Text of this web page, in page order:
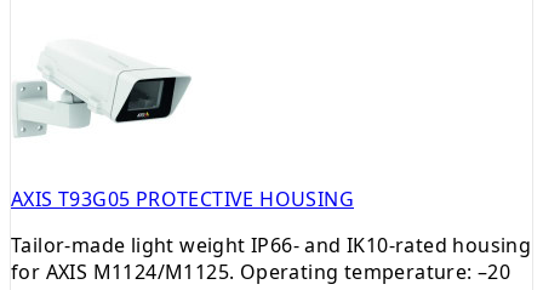
AXIS T93G05 PROTECTIVE HOUSING
Tailor-made light weight IP66- and IK10-rated housing
for AXIS M1124/M1125. Operating temperature: –20